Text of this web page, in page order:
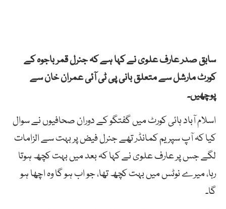
سابق صدر عارف علوی نے کہا ہے کہ جنرل قمر باجوہ کے
کورٹ مارشل سے متعلق بانی پی ٹی آئی عمران خان سے
پوچھیں۔
اسلام آباد ہائی کورٹ میں گفتگو کے دوران صحافیوں نے سوال
کیا کہ آپ سپریم کمانڈر تھے جنرل فیض پر بہت سے الزامات
لگے جس پر عارف علوی نے کہا کہ بعد میں بہت کچھ ہوتا
رہا، میرے نوٹس میں بہت کچھ تھا، جو اب ہو گا وہ اچھا ہو
گا۔